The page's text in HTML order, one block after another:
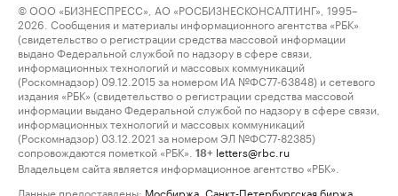
© ООО «БИЗНЕСПРЕСС», АО «РОСБИЗНЕСКОНСАЛТИНГ», 1995–
2026. Сообщения и материалы информационного агентства «РБК»
(свидетельство о регистрации средства массовой информации
выдано Федеральной службой по надзору в сфере связи,
информационных технологий и массовых коммуникаций
(Роскомнадзор) 09.12.2015 за номером ИА №ФС77-63848) и сетевого
издания «РБК» (свидетельство о регистрации средства массовой
информации выдано Федеральной службой по надзору в сфере связи,
информационных технологий и массовых коммуникаций
(Роскомнадзор) 03.12.2021 за номером ЭЛ №ФС77-82385)
сопровождаются пометкой «РБК».
18+ letters@rbc.ru
Владельцем сайта является информационное агентство «РБК».
Данные предоставлены: Мосбиржа Санкт-Петербургская биржа